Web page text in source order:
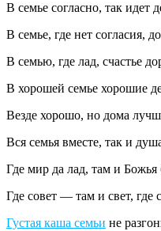
В семье согласно, так идет
В семье, где нет согласия,
В семью, где лад, счастье
В хорошей семье хорошие
Везде хорошо, но дома
Вся семья вместе, так и
Где мир да лад, там и Божья
Где совет — там и свет, где
Густая каша семьи не